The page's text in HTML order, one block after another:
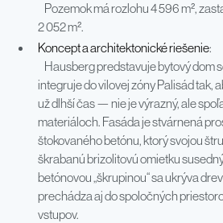
Pozemok má rozlohu 4 596 m²,
2 052 m².
Koncept a architektonické riešenie:
Hausberg predstavuje bytový dom
integruje do vilovej zóny Palisád tak,
už dlhší čas — nie je výrazný, ale
materiáloch. Fasáda je stvárnená
štokovaného betónu, ktorý svojou
škrabanú brizolitovú omietku
betónovou „škrupinou“ sa ukrýva
prechádza aj do spoločných
vstupov.